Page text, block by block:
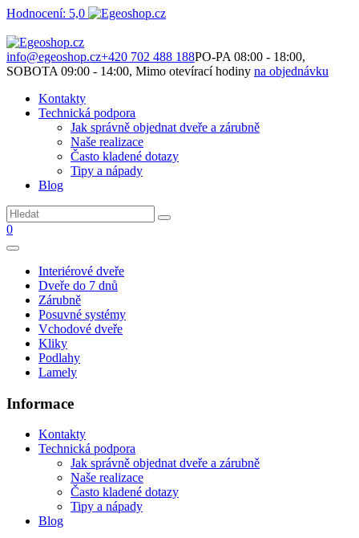
Hodnocení: 5,0
info@egeoshop.cz+420 702 488 188PO-PA 08:00 - 18:00,
SOBOTA 09:00 - 14:00, Mimo otevírací hodiny na objednávku
Kontakty
Technická podpora
Jak správně objednat dveře a zárubně
Naše realizace
Často kladené dotazy
Tipy a nápady
Blog
0
Interiérové dveře
Dveře do 7 dnů
Zárubně
Posuvné systémy
Vchodové dveře
Kliky
Podlahy
Lamely
Informace
Kontakty
Technická podpora
Jak správně objednat dveře a zárubně
Naše realizace
Často kladené dotazy
Tipy a nápady
Blog